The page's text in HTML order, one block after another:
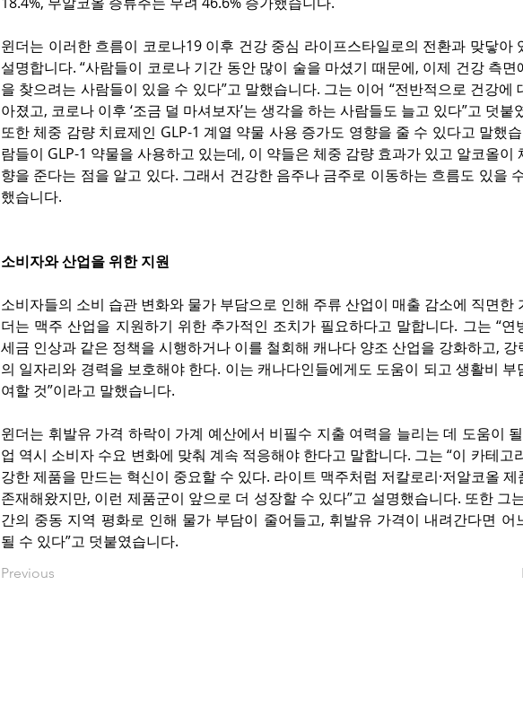
윈더는 이러한 흐름이 코로나19 이후 건강 중심 라이프스타일로의 전환과 맞닿아
설명합니다. “사람들이 코로나 기간 동안 많이 술을 마셨기 때문에, 이제 건강 측면
을 찾으려는 사람들이 있을 수 있다”고 말했습니다. 그는 이어 “전반적으로 건강에
아졌고, 코로나 이후 ‘조금 덜 마셔보자’는 생각을 하는 사람들도 늘고 있다”고 덧붙
또한 체중 감량 치료제인 GLP-1 계열 약물 사용 증가도 영향을 줄 수 있다고 말했
람들이 GLP-1 약물을 사용하고 있는데, 이 약들은 체중 감량 효과가 있고 알코올이
향을 준다는 점을 알고 있다. 그래서 건강한 음주나 금주로 이동하는 흐름도 있을
했습니다.
소비자와 산업을 위한 지원
소비자들의 소비 습관 변화와 물가 부담으로 인해 주류 산업이 매출 감소에 직면한
더는 맥주 산업을 지원하기 위한 추가적인 조치가 필요하다고 말합니다. 그는 “연
세금 인상과 같은 정책을 시행하거나 이를 철회해 캐나다 양조 산업을 강화하고,
의 일자리와 경력을 보호해야 한다. 이는 캐나다인들에게도 도움이 되고 생활비 부
여할 것”이라고 말했습니다.
윈더는 휘발유 가격 하락이 가계 예산에서 비필수 지출 여력을 늘리는 데 도움이
업 역시 소비자 수요 변화에 맞춰 계속 적응해야 한다고 말합니다. 그는 “이 카테고
강한 제품을 만드는 혁신이 중요할 수 있다. 라이트 맥주처럼 저칼로리·저알코올 제
존재해왔지만, 이런 제품군이 앞으로 더 성장할 수 있다”고 설명했습니다. 또한 그
간의 중동 지역 평화로 인해 물가 부담이 줄어들고, 휘발유 가격이 내려간다면 어
될 수 있다”고 덧붙였습니다.
Previous